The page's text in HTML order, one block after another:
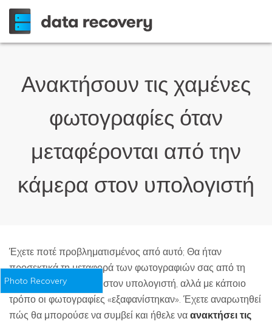
Ανακτήσουν τις χαμένες
φωτογραφίες όταν
μεταφέρονται από την
κάμερα στον υπολογιστή
Έχετε ποτέ προβληματισμένος από αυτό; Θα ήταν
προσεκτικά τη μεταφορά των φωτογραφιών σας από τη
φωτογραφική μηχανή στον υπολογιστή, αλλά με κάποιο
τρόπο οι φωτογραφίες «εξαφανίστηκαν». Έχετε αναρωτηθεί
πώς θα μπορούσε να συμβεί και ήθελε να ανακτήσει τις
Photo Recovery